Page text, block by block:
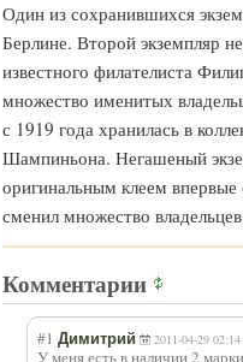
Один из сохранившихся
Берлине. Второй экземпляр
известного филателиста
множество именитых
с 1919 года хранилась в
Шампиньона. Негашеный
оригинальным клеем
сменил множество
Комментарии
#1 Димитрий 2011-04-29 02:14
У меня есть в наличии 2